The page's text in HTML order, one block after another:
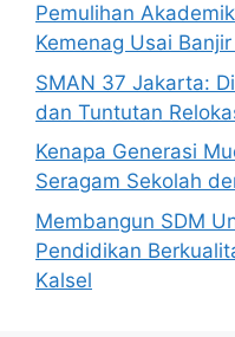
Pemulihan
Kemenag Usai
SMAN 37 Jakarta:
dan Tuntutan
Kenapa Generasi
Seragam Sekolah
Membangun SDM
Pendidikan
Kalsel